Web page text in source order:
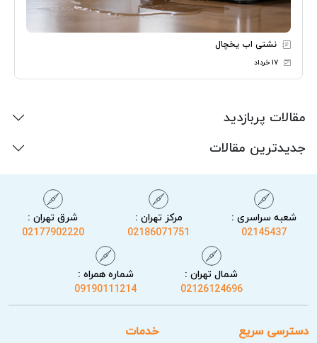
نشتی اب یخچال
۱۷ خرداد
مقالات پربازدید
جدیدترین مقالات
شعبه سراسری :
02145437
مرکز تهران :
02186071751
شرق تهران :
02177902220
شمال تهران :
02126124696
شماره همراه :
09190111214
دسترسی سریع خدمات